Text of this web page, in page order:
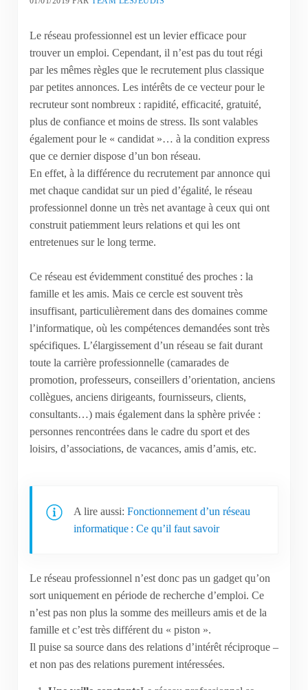
Le réseau professionnel est un levier efficace pour
trouver un emploi. Cependant, il n’est pas du tout régi
par les mêmes règles que le recrutement plus classique
par petites annonces. Les intérêts de ce vecteur pour le
recruteur sont nombreux : rapidité, efficacité, gratuité,
plus de confiance et moins de stress. Ils sont valables
également pour le « candidat »… à la condition express
que ce dernier dispose d’un bon réseau.
En effet, à la différence du recrutement par annonce qui
met chaque candidat sur un pied d’égalité, le réseau
professionnel donne un très net avantage à ceux qui ont
construit patiemment leurs relations et qui les ont
entretenues sur le long terme.
Ce réseau est évidemment constitué des proches : la
famille et les amis. Mais ce cercle est souvent très
insuffisant, particulièrement dans des domaines comme
l’informatique, où les compétences demandées sont très
spécifiques. L’élargissement d’un réseau se fait durant
toute la carrière professionnelle (camarades de
promotion, professeurs, conseillers d’orientation, anciens
collègues, anciens dirigeants, fournisseurs, clients,
consultants…) mais également dans la sphère privée :
personnes rencontrées dans le cadre du sport et des
loisirs, d’associations, de vacances, amis d’amis, etc.
A lire aussi: Fonctionnement d’un réseau
informatique : Ce qu’il faut savoir
Le réseau professionnel n’est donc pas un gadget qu’on
sort uniquement en période de recherche d’emploi. Ce
n’est pas non plus la somme des meilleurs amis et de la
famille et c’est très différent du « piston ».
Il puise sa source dans des relations d’intérêt réciproque –
et non pas des relations purement intéressées.